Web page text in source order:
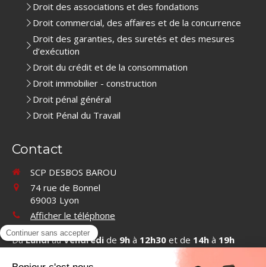
Droit des associations et des fondations
Droit commercial, des affaires et de la concurrence
Droit des garanties, des suretés et des mesures
d’exécution
Droit du crédit et de la consommation
Droit immobilier - construction
Droit pénal général
Droit Pénal du Travail
Contact
SCP DESBOS BAROU
74 rue de Bonnel
69003 Lyon
Afficher le téléphone
DuLundiauVendredi de 9h à 12h30 et de 14h à 19h